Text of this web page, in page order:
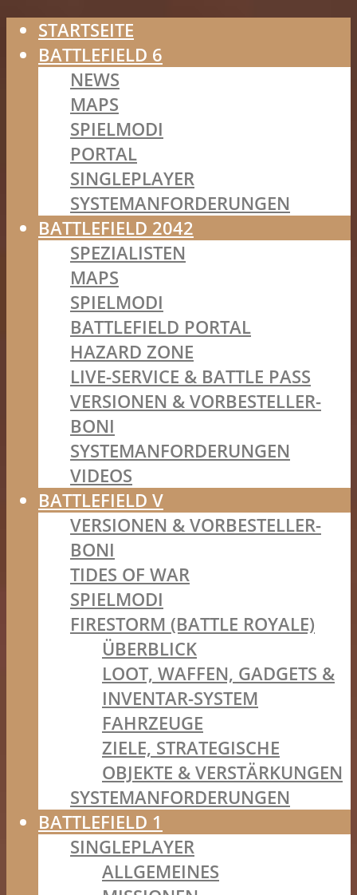
STARTSEITE
BATTLEFIELD 6
NEWS
MAPS
SPIELMODI
PORTAL
SINGLEPLAYER
SYSTEMANFORDERUNGEN
BATTLEFIELD 2042
SPEZIALISTEN
MAPS
SPIELMODI
BATTLEFIELD PORTAL
HAZARD ZONE
LIVE-SERVICE & BATTLE PASS
VERSIONEN & VORBESTELLER-
BONI
SYSTEMANFORDERUNGEN
VIDEOS
BATTLEFIELD V
VERSIONEN & VORBESTELLER-
BONI
TIDES OF WAR
SPIELMODI
FIRESTORM (BATTLE ROYALE)
ÜBERBLICK
LOOT, WAFFEN, GADGETS &
INVENTAR-SYSTEM
FAHRZEUGE
ZIELE, STRATEGISCHE
OBJEKTE & VERSTÄRKUNGEN
SYSTEMANFORDERUNGEN
BATTLEFIELD 1
SINGLEPLAYER
ALLGEMEINES